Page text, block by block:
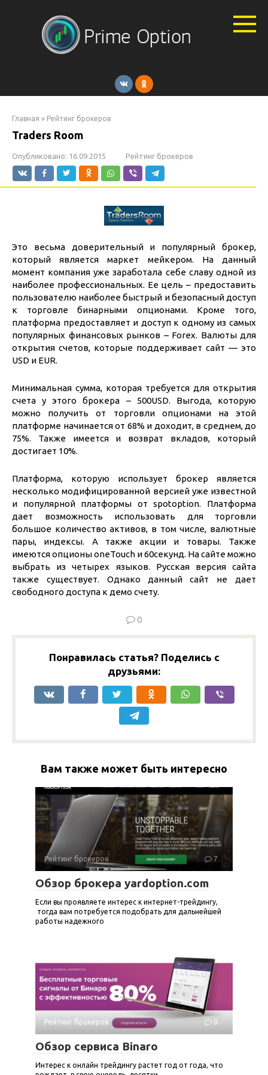
Главная » Рейтинг брокеров
Traders Room
Опубликовано: 16.09.2015 Рейтинг брокеров
Это весьма доверительный и популярный брокер,
который является маркет мейкером. На данный
момент компания уже заработала себе славу одной из
наиболее профессиональных. Ее цель – предоставить
пользователю наиболее быстрый и безопасный доступ
к торговле бинарными опционами. Кроме того,
платформа предоставляет и доступ к одному из самых
популярных финансовых рынков – Forex. Валюты для
открытия счетов, которые поддерживает сайт — это
USD и EUR.
Минимальная сумма, которая требуется для открытия
счета у этого брокера – 500USD. Выгода, которую
можно получить от торговли опционами на этой
платформе начинается от 68% и доходит, в среднем, до
75%. Также имеется и возврат вкладов, который
достигает 10%.
Платформа, которую использует брокер является
несколько модифицированной версией уже известной
и популярной платформы от spotoption. Платформа
дает возможность использовать для торговли
большое количество активов, в том числе, валютные
пары, индексы. А также акции и товары. Также
имеются опционы oneTouch и 60секунд. На сайте можно
выбрать из четырех языков. Русская версия сайта
также существует. Однако данный сайт не дает
свободного доступа к демо счету.
0
Понравилась статья? Поделись с
друзьями:
Вам также может быть интересно
Рейтинг брокеров 7
Обзор брокера yardoption.com
Если вы проявляете интерес к интернет-трейдингу,
тогда вам потребуется подобрать для дальнейшей
работы надежного
Рейтинг брокеров 0
Обзор сервиса Binaro
Интерес к онлайн трейдингу растет год от года, что